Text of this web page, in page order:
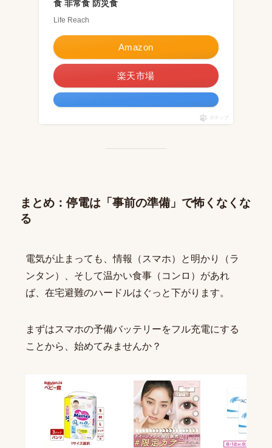
食 非常食 防災食
Life Reach
Amazon
楽天市場
ポチップ
まとめ：停電は「事前の準備」で怖くなくな
る
電気が止まっても、情報（スマホ）と明かり（ラ
ンタン）、そして温かい食事（コンロ）があれ
ば、在宅避難のハードルはぐっと下がります。
まずはスマホの予備バッテリーをフル充電にする
ことから、始めてみませんか？